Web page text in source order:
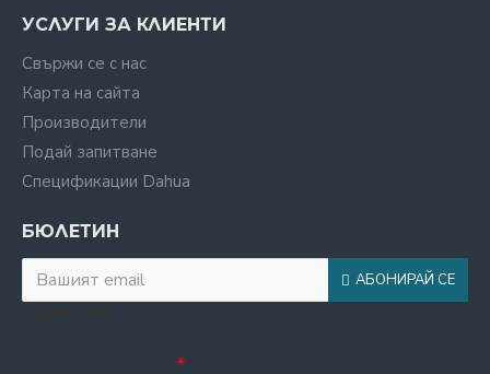
УСЛУГИ ЗА КЛИЕНТИ
Свържи се с нас
Карта на сайта
Производители
Подай запитване
Спецификации Dahua
БЮЛЕТИН
АБОНИРАЙ СЕ